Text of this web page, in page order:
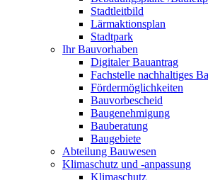
Stadtleitbild
Lärmaktionsplan
Stadtpark
Ihr Bauvorhaben
Digitaler Bauantrag
Fachstelle nachhaltiges
Fördermöglichkeiten
Bauvorbescheid
Baugenehmigung
Bauberatung
Baugebiete
Abteilung Bauwesen
Klimaschutz und -anpassung
Klimaschutz